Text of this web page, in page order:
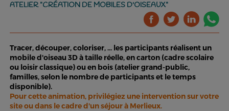
ATELIER "CRÉATION DE MOBILES D'OISEAUX"
Tracer, découper, coloriser, ... les participants réalisent un
mobile d'oiseau 3D à taille réelle, en carton (cadre scolaire
ou loisir classique) ou en bois (atelier grand-public,
familles, selon le nombre de participants et le temps
disponible).
Pour cette animation, privilégiez une intervention sur votre
site ou dans le cadre d'un séjour à Merlieux.